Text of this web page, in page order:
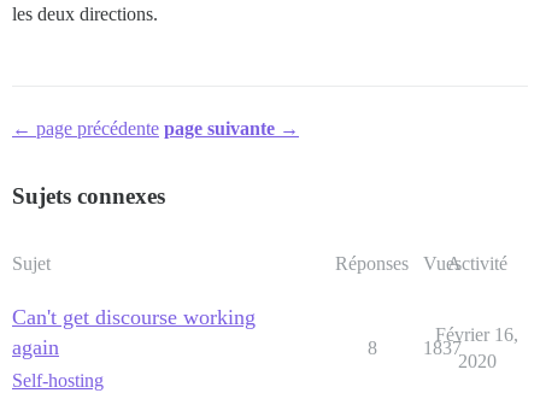
les deux directions.
← page précédente page suivante →
Sujets connexes
Sujet Réponses VuesActivité
Can't get discourse working
again
Self-hosting
8 1837
Février 16,
2020